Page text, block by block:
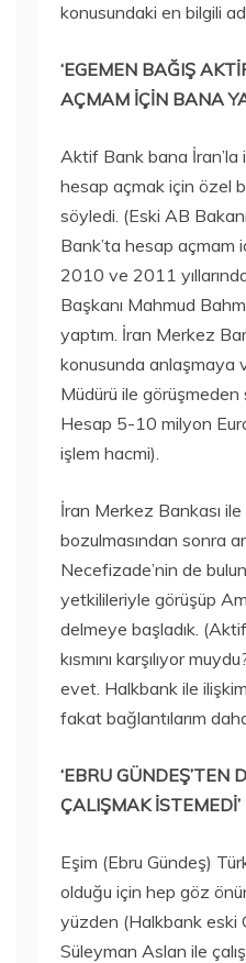
konusundaki en bilgili
‘EGEMEN BAĞIŞ
AÇMAM İÇİN BANA
Aktif Bank bana
hesap açmak için özel
söyledi. (Eski AB
Bank’ta hesap açmam
2010 ve 2011
Başkanı Mahmud
yaptım. İran Merkez
konusunda anlaşmaya
Müdürü ile görüşmeden
Hesap 5-10 milyon
işlem hacmi).
İran Merkez Bankası ile
bozulmasından sonra
Necefizade’nin de
yetkilileriyle görüşüp
delmeye başladık.
kısmını karşılıyor
evet. Halkbank ile
fakat bağlantılarım
‘EBRU GÜNDEŞ’TEN
ÇALIŞMAK İSTEMEDİ’
Eşim (Ebru Gündeş)
olduğu için hep göz
yüzden (Halkbank eski
Süleyman Aslan ile